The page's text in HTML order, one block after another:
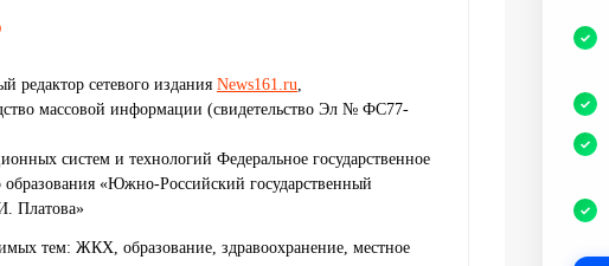
редактор сетевого издания News161.ru
массовой информации (свидетельство Эл № ФС77-
систем и технологий Федеральное государственное
«Южно-Российский государственный
Платова»
тем: ЖКХ, образование, здравоохранение, местное